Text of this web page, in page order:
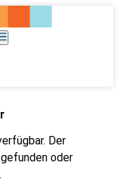
Der
oder